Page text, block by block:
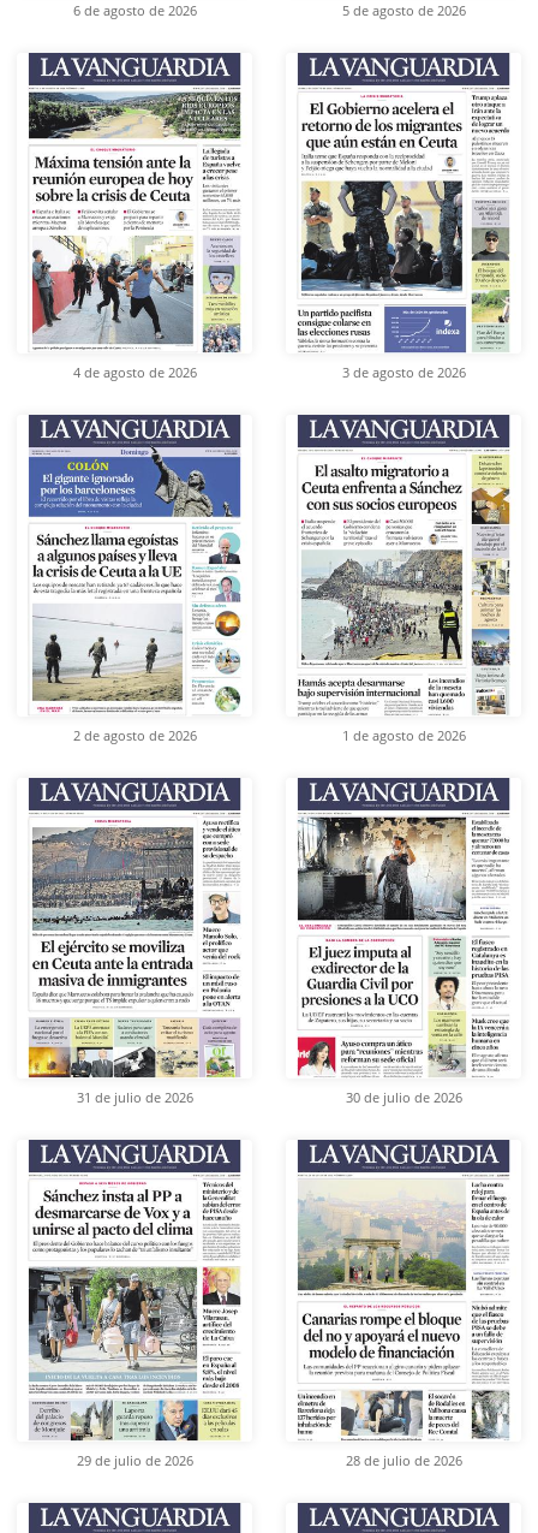
6 de agosto de 2026 5 de agosto de 2026
4 de agosto de 2026 3 de agosto de 2026
2 de agosto de 2026 1 de agosto de 2026
31 de julio de 2026 30 de julio de 2026
29 de julio de 2026 28 de julio de 2026